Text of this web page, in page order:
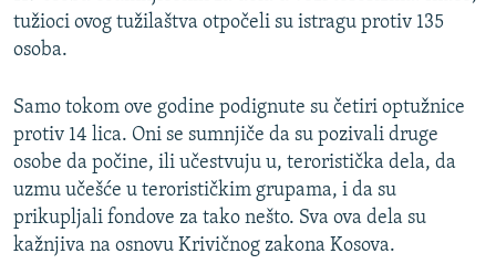
tužioci ovog tužilaštva otpočeli su istragu protiv 135
osoba.
Samo tokom ove godine podignute su četiri optužnice
protiv 14 lica. Oni se sumnjiče da su pozivali druge
osobe da počine, ili učestvuju u, teroristička dela, da
uzmu učešće u terorističkim grupama, i da su
prikupljali fondove za tako nešto. Sva ova dela su
kažnjiva na osnovu Krivičnog zakona Kosova.